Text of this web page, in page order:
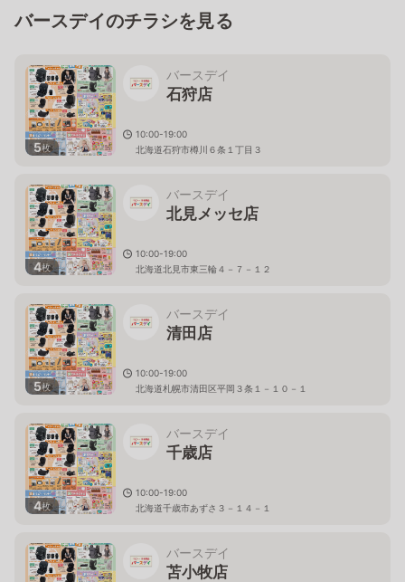
バースデイのチラシを見る
5枚
バースデイ
石狩店
10:00-19:00
北海道石狩市樽川６条１丁目３
4枚
バースデイ
北見メッセ店
10:00-19:00
北海道北見市東三輪４－７－１２
5枚
バースデイ
清田店
10:00-19:00
北海道札幌市清田区平岡３条１－１０－１
4枚
バースデイ
千歳店
10:00-19:00
北海道千歳市あずさ３－１４－１
バースデイ
苫小牧店